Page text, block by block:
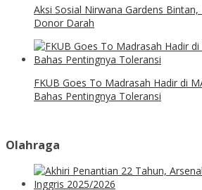
Aksi Sosial Nirwana Gardens
Donor Darah
FKUB Goes To Madrasah Hadir di
Bahas Pentingnya Toleransi
Olahraga